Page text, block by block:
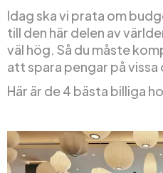
Idag ska vi prata om
till den här delen av
väl hög. Så du måste
att spara pengar på vissa
Här är de 4 bästa billiga